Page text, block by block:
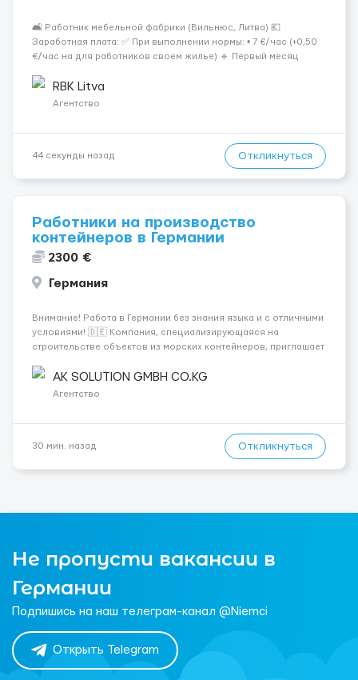
🛋 Работник мебельной фабрики (Вильнюс, Литва) 💶
Заработная плата: ✅ При выполнении нормы: • 7 €/час (+0,50
€/час на для работников своем жилье) 🔹 Первый месяц
работы: Вильнюс 📦 Обязанности: Работа на современн...
RBK Litva
Агентство
44 секунды назад Откликнуться
Работники на производство
контейнеров в Германии
2300 €
Германия
Внимание! Работа в Германии без знания языка и с отличными
условиями! 🇩🇪 Компания, специализирующаяся на
строительстве объектов из морских контейнеров, приглашает
Монтажники ⚒ - Плиточники 🪜 - Сантехники 🚰 - Сварщики 🔧 -
Маляры 🎨 - Садовни...
AK SOLUTION GMBH CO.KG
Агентство
30 мин. назад Откликнуться
Не пропусти вакансии в
Германии
Подпишись на наш телеграм-канал @Niemci
Открыть Telegram